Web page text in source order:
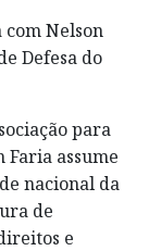
Nelson
Defesa do
para
Faria assume
nacional da
de
e